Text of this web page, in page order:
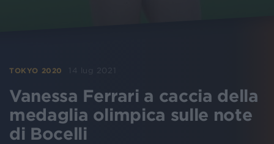
TOKYO 2020 14 lug 2021
Vanessa Ferrari a caccia della
medaglia olimpica sulle note
di Bocelli